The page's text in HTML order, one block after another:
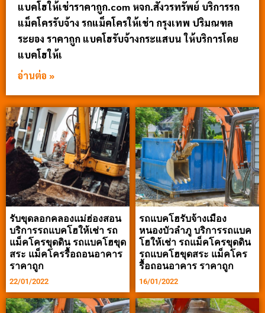
แบคโฮให้เช่าราคาถูก.com หจก.สังวรทรัพย์ บริการรถ
แม็คโครรับจ้าง รถแม็คโครให้เช่า กรุงเทพ ปริมณฑล
ระยอง ราคาถูก แบคโฮรับจ้างกระแสบน ให้บริการโดย
แบคโฮให้เ
อ่านต่อ »
รับขุดลอกคลองแม่ฮ่องสอน
บริการรถแบคโฮให้เช่า รถ
แม็คโครขุดดิน รถแบคโฮขุด
สระ แม็คโครรื้อถอนอาคาร
ราคาถูก
22/01/2022
รถแบคโฮรับจ้างเมือง
หนองบัวลำภู บริการรถแบค
โฮให้เช่า รถแม็คโครขุดดิน
รถแบคโฮขุดสระ แม็คโคร
รื้อถอนอาคาร ราคาถูก
16/01/2022